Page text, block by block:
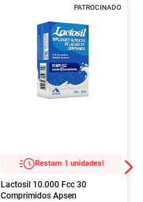
PATROCINADO
Restam 1 unidades!
Lactosil 10.000 Fcc 30
Comprimidos Apsen